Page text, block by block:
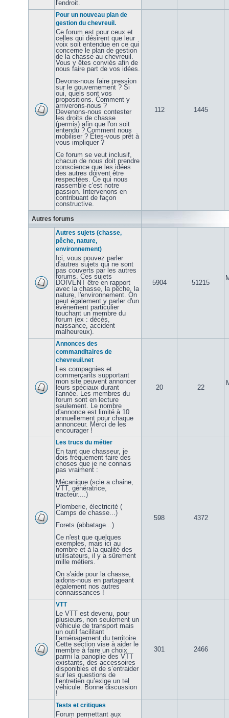
l'endroit.
Pour un nouveau plan de
gestion du chevreuil.
Ce forum est pour ceux et
celles qui désirent que leur
voix soit entendue en ce qui
concerne le plan de gestion
de la chasse au chevreuil.
Vous y êtes conviés afin de
nous faire part de vos idées.
Devons-nous faire pression
sur le gouvernement ? Si
oui, quels sont vos
propositions. Comment y
arriverons-nous ?
Devenons-nous contester
les droits de chasse
(permis) afin que l'on soit
entendu ? Comment nous
mobiliser ? Etes-vous prêt à
vous impliquer ?
Ce forum se veut inclusif,
chacun de nous doit prendre
conscience que les idées
des autres doivent être
respectées. Ce qui nous
rassemble c'est notre
passion. Intervenons en
contribuant de façon
constructive.
112 1445
Autres forums
Autres sujets (chasse,
pêche, nature,
environnement)
Ici, vous pouvez parler
d'autres sujets qui ne sont
pas couverts par les autres
forums. Ces sujets
DOIVENT être en rapport
avec la chasse, la pêche, la
nature, l'environnement. On
peut également y parler d'un
évênement particulier
touchant un membre du
forum (ex : décès,
naissance, accident
malheureux).
5904 51215
Annonces des
commanditaires de
chevreuil.net
Les compagnies et
commerçants supportant
mon site peuvent annoncer
leurs spéciaux durant
l'année. Les membres du
forum sont en lecture
seulement. Le nombre
d'annonce est limité à 10
annuellement pour chaque
annonceur. Merci de les
encourager !
20 22
Les trucs du métier
En tant que chasseur, je
dois fréquement faire des
choses que je ne connais
pas vraiment :
Mécanique (scie a chaine,
VTT, génératrice,
tracteur....)
Plomberie, électricité (
Camps de chasse...)
Forets (abbatage...)
Ce n'est que quelques
exemples, mais ici au
nombre et à la qualité des
utilisateurs, il y a sûrement
mille métiers.
On s'aide pour la chasse,
aidons-nous en partageant
également nos autres
connaissances !
598 4372
VTT
Le VTT est devenu, pour
plusieurs, non seulement un
véhicule de transport mais
un outil facilitant
l’aménagement du territoire.
Cette section vise à aider le
membre à faire un choix
parmi la panoplie des VTT
existants, des accessoires
disponibles et de s’entraider
sur les questions de
l’entretien qu’exige un tel
véhicule. Bonne discussion
!
301 2466
Tests et critiques
Forum permettant aux